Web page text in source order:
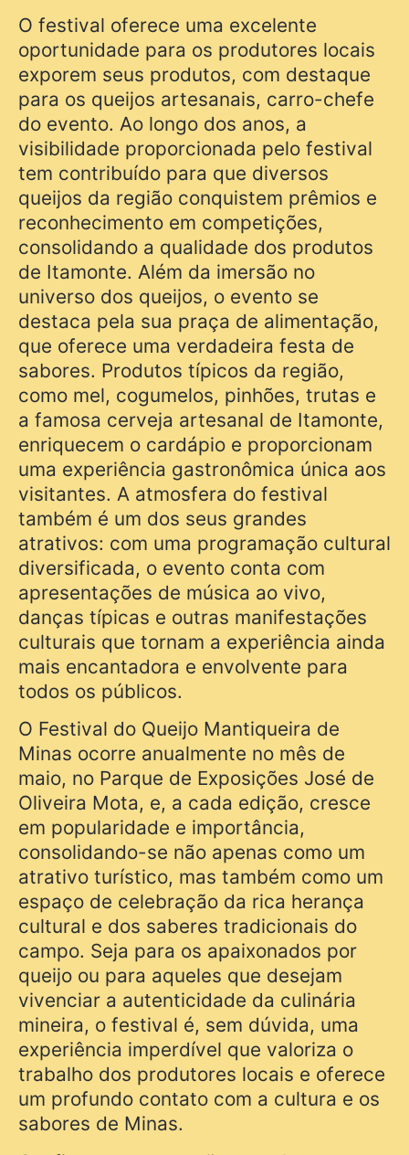
O festival oferece uma excelente
oportunidade para os produtores locais
exporem seus produtos, com destaque
para os queijos artesanais, carro-chefe
do evento. Ao longo dos anos, a
visibilidade proporcionada pelo festival
tem contribuído para que diversos
queijos da região conquistem prêmios e
reconhecimento em competições,
consolidando a qualidade dos produtos
de Itamonte. Além da imersão no
universo dos queijos, o evento se
destaca pela sua praça de alimentação,
que oferece uma verdadeira festa de
sabores. Produtos típicos da região,
como mel, cogumelos, pinhões, trutas e
a famosa cerveja artesanal de Itamonte,
enriquecem o cardápio e proporcionam
uma experiência gastronômica única aos
visitantes. A atmosfera do festival
também é um dos seus grandes
atrativos: com uma programação cultural
diversificada, o evento conta com
apresentações de música ao vivo,
danças típicas e outras manifestações
culturais que tornam a experiência ainda
mais encantadora e envolvente para
todos os públicos.
O Festival do Queijo Mantiqueira de
Minas ocorre anualmente no mês de
maio, no Parque de Exposições José de
Oliveira Mota, e, a cada edição, cresce
em popularidade e importância,
consolidando-se não apenas como um
atrativo turístico, mas também como um
espaço de celebração da rica herança
cultural e dos saberes tradicionais do
campo. Seja para os apaixonados por
queijo ou para aqueles que desejam
vivenciar a autenticidade da culinária
mineira, o festival é, sem dúvida, uma
experiência imperdível que valoriza o
trabalho dos produtores locais e oferece
um profundo contato com a cultura e os
sabores de Minas.